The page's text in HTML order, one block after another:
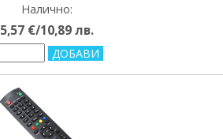
Налично:
5,57 €/10,89 лв.